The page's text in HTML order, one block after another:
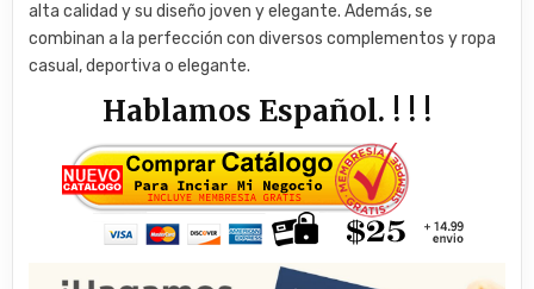
alta calidad y su diseño joven y elegante. Además, se
combinan a la perfección con diversos complementos y ropa
casual, deportiva o elegante.
Hablamos Español. ! ! !